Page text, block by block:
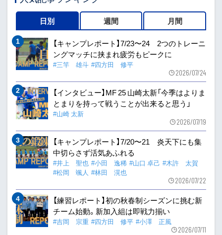
日別 週間 月間
【キャンプレポート】7/23〜24 2つのトレーニ
ングマッチに挟まれ疲労もピークに
#三竿 雄斗 #四方田 修平
2026/07/24
【インタビュー】MF 25 山崎太新「今季はよりま
とまりを持って戦うことが出来ると思う」
#山崎 太新
2026/07/19
【キャンプレポート】7/20〜21 炎天下にも集
中切らさず活気あふれる
#井上 聖也 #小田 逸稀 #山口 卓己 #木許 太賀
#松岡 颯人 #林田 滉也
2026/07/22
【練習レポート】初の秋春制シーズンに挑む新
チーム始動。新加入組は即戦力揃い
#吉岡 宗重 #四方田 修平 #小澤 正風
2026/07/11